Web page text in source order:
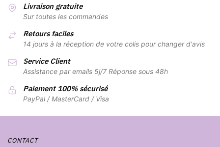
être
sur
Livraison gratuite
Sur toutes les commandes
Retours faciles
14 jours à la réception de votre colis pour changer d'avis
Service Client
Assistance par emails 5j/7 Réponse sous 48h
Paiement 100% sécurisé
PayPal / MasterCard / Visa
CONTACT